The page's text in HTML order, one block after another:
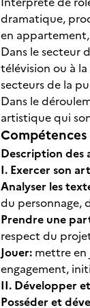
dramatique,
en
Dans le secteur
télévision ou à
secteurs de la
Dans le
artistique qui
Description des
I. Exercer son
Analyser les
du personnage,
Prendre une
respect du
Jouer: mettre en
engagement,
II. Développer
Posséder et